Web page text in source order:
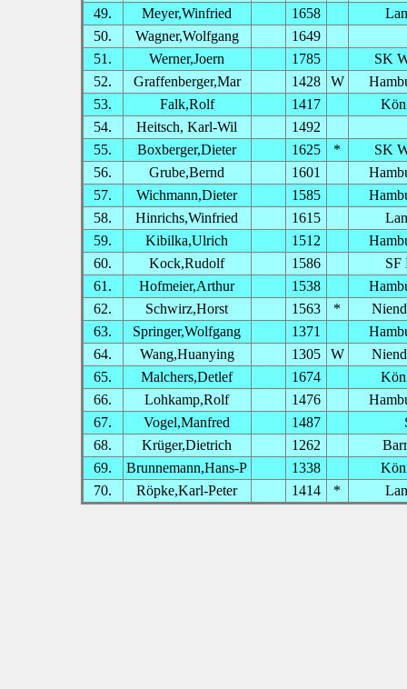
49.
Meyer,Winfried 1658
50.
Wagner,Wolfgang
1649
51.
Werner,Joern 1785
SK
52.
Graffenberger,Mar 1428 W
53.
Falk,Rolf 1417
54.
Heitsch, Karl-Wil
1492
55.
Boxberger,Dieter 1625 *
SK
56.
Grube,Bernd 1601
57.
Wichmann,Dieter 1585
58.
Hinrichs,Winfried 1615
59.
Kibilka,Ulrich 1512
60.
Kock,Rudolf 1586
SF
61.
Hofmeier,Arthur 1538
62.
Schwirz,Horst 1563 *
63.
Springer,Wolfgang 1371
64.
Wang,Huanying 1305 W
65.
Malchers,Detlef 1674
66.
Lohkamp,Rolf 1476
67.
Vogel,Manfred 1487
68.
Krüger,Dietrich 1262
69.
Brunnemann,Hans-P 1338
70.
Röpke,Karl-Peter 1414 *